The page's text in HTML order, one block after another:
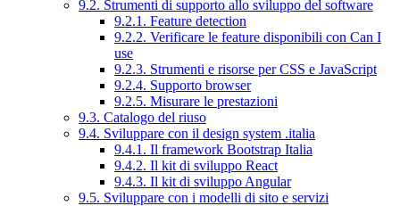
9.2. Strumenti di supporto allo sviluppo del software
9.2.1. Feature detection
9.2.2. Verificare le feature disponibili con Can I
use
9.2.3. Strumenti e risorse per CSS e JavaScript
9.2.4. Supporto browser
9.2.5. Misurare le prestazioni
9.3. Catalogo del riuso
9.4. Sviluppare con il design system .italia
9.4.1. Il framework Bootstrap Italia
9.4.2. Il kit di sviluppo React
9.4.3. Il kit di sviluppo Angular
9.5. Sviluppare con i modelli di sito e servizi